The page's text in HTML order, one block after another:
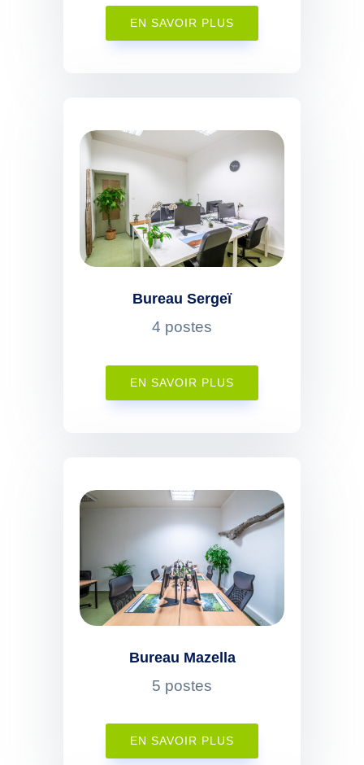
EN SAVOIR PLUS
Bureau Sergeï
4 postes
EN SAVOIR PLUS
Bureau Mazella
5 postes
EN SAVOIR PLUS